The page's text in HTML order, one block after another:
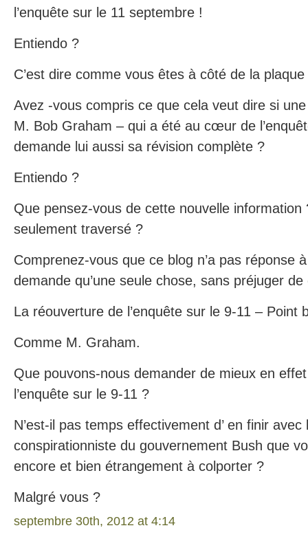
l’enquête sur le 11 septembre !
Entiendo ?
C’est dire comme vous êtes à côté de la
Avez -vous compris ce que cela veut dire si
M. Bob Graham – qui a été au cœur de
demande lui aussi sa révision complète ?
Entiendo ?
Que pensez-vous de cette nouvelle information
seulement traversé ?
Comprenez-vous que ce blog n’a pas réponse
demande qu’une seule chose, sans préjuger
La réouverture de l’enquête sur le 9-11 – Point
Comme M. Graham.
Que pouvons-nous demander de mieux en
l’enquête sur le 9-11 ?
N’est-il pas temps effectivement d’ en finir
conspirationniste du gouvernement Bush que
encore et bien étrangement à colporter ?
Malgré vous ?
septembre 30th, 2012 at 4:14